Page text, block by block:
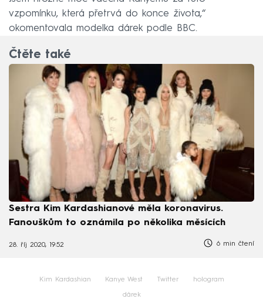
vzpomínku, která přetrvá do konce života,“
okomentovala modelka dárek podle BBC.
Čtěte také
Sestra Kim Kardashianové měla koronavirus.
Fanouškům to oznámila po několika měsících
28. říj 2020, 19:52 6 min čtení
Kim Kardashian Kanye West Twitter hologram
dárek